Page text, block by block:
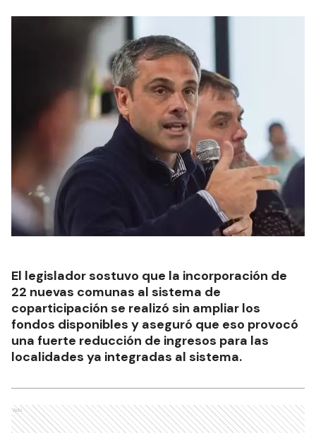
El legislador sostuvo que la incorporación de
22 nuevas comunas al sistema de
coparticipación se realizó sin ampliar los
fondos disponibles y aseguró que eso provocó
una fuerte reducción de ingresos para las
localidades ya integradas al sistema.
Ads